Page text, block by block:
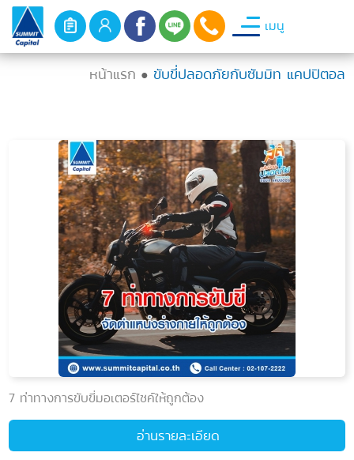
เมนู
หน้าแรก ● ขับขี่ปลอดภัยกับซัมมิท แคปปิตอล
7 ท่าทางการขับขี่มอเตอร์ไซค์ให้ถูกต้อง
อ่านรายละเอียด